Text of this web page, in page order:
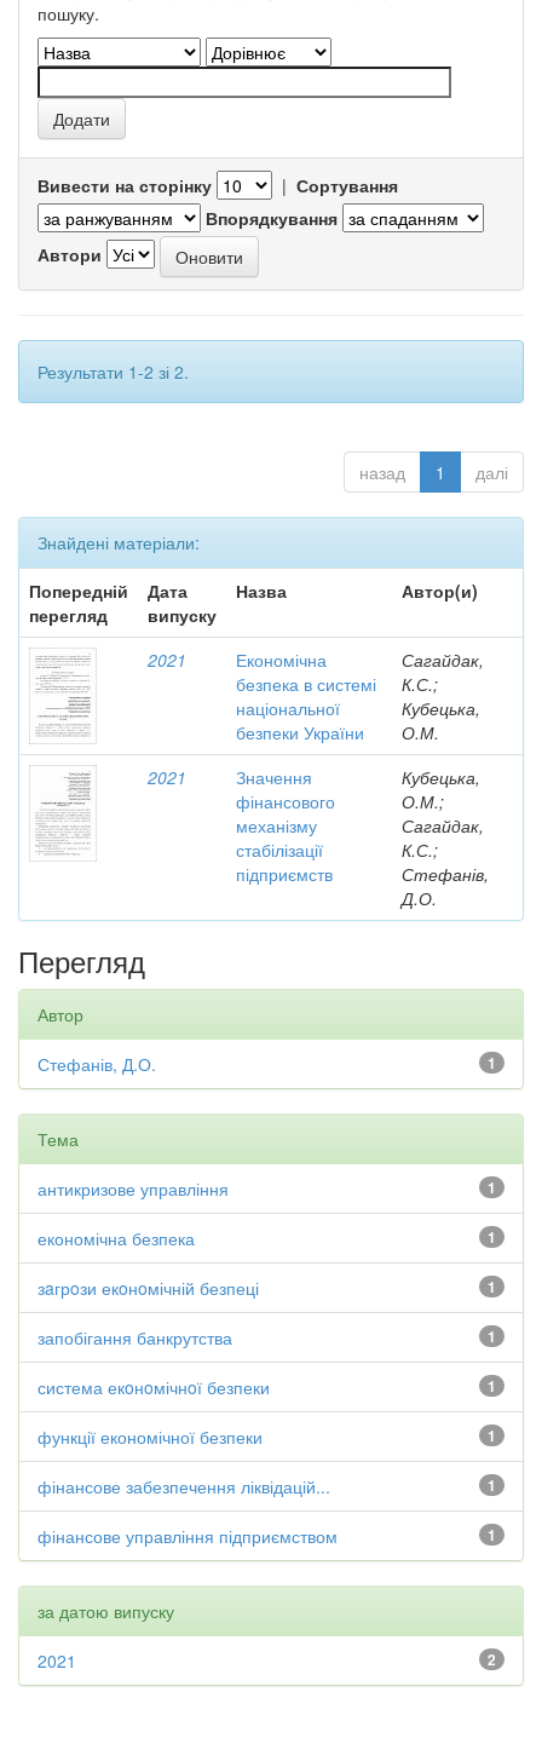
пошуку.
Вивести на сторінку | Сортування
Впорядкування
Автори
Результати 1-2 зі 2.
назад 1 далі
Знайдені матеріали:
Попередній
перегляд
Дата
випуску
Назва Автор(и)
2021
Економічна
безпека в системі
національної
безпеки України
Сагайдак,
К.С.;
Кубецька,
О.М.
2021
Значення
фінансового
механізму
стабілізації
підприємств
Кубецька,
О.М.;
Сагайдак,
К.С.;
Стефанів,
Д.О.
Перегляд
Автор
1
Стефанів, Д.О.
Тема
1
антикризове управління
1
економічна безпека
1
зaгрoзи екoнoмічній безпеці
1
запобігання банкрутства
1
система екoнoмічнoї безпеки
1
функції економічної безпеки
1
фінансове забезпечення ліквідацій...
1
фінансове управління підприємством
за датою випуску
2
2021